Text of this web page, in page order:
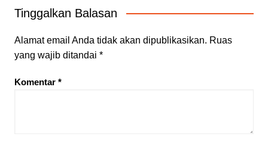
Tinggalkan Balasan
Alamat email Anda tidak akan dipublikasikan. Ruas
yang wajib ditandai *
Komentar *